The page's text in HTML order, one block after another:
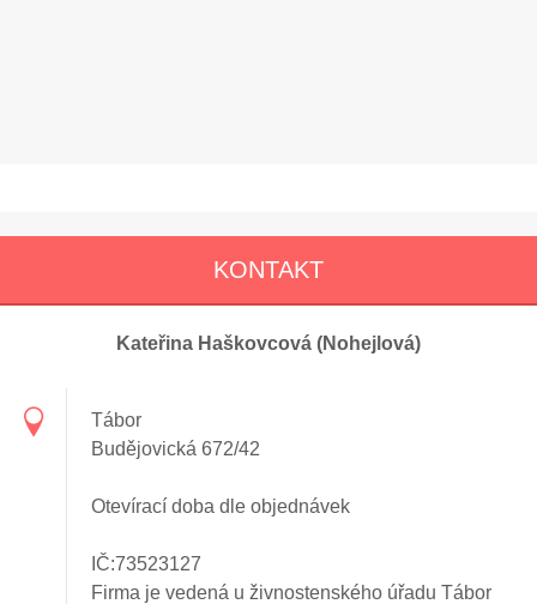
KONTAKT
Kateřina Haškovcová (Nohejlová)
Tábor
Budějovická 672/42
Otevírací doba dle objednávek
IČ:73523127
Firma je vedená u živnostenského úřadu Tábor